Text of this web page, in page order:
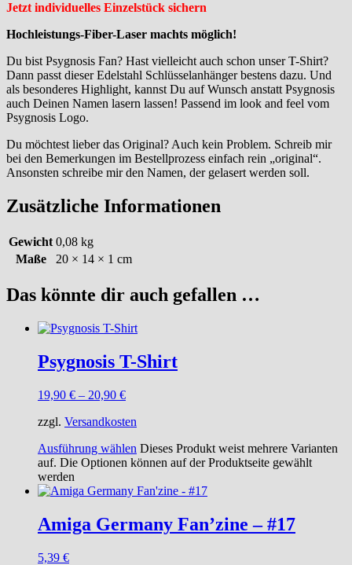
Jetzt individuelles Einzelstück sichern
Hochleistungs-Fiber-Laser machts möglich!
Du bist Psygnosis Fan? Hast vielleicht auch schon unser T-Shirt?
Dann passt dieser Edelstahl Schlüsselanhänger bestens dazu. Und
als besonderes Highlight, kannst Du auf Wunsch anstatt Psygnosis
auch Deinen Namen lasern lassen! Passend im look and feel vom
Psygnosis Logo.
Du möchtest lieber das Original? Auch kein Problem. Schreib mir
bei den Bemerkungen im Bestellprozess einfach rein „original“.
Ansonsten schreibe mir den Namen, der gelasert werden soll.
Zusätzliche Informationen
Gewicht 0,08 kg
Maße
20 × 14 × 1 cm
Das könnte dir auch gefallen …
Psygnosis T-Shirt
19,90 € – 20,90 €
zzgl. Versandkosten
Ausführung wählen Dieses Produkt weist mehrere Varianten
auf. Die Optionen können auf der Produktseite gewählt
werden
Amiga Germany Fan’zine – #17
5,39 €